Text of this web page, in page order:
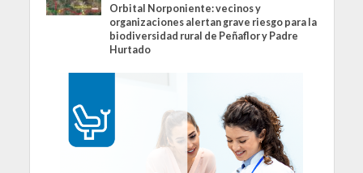
Orbital Norponiente: vecinos y
organizaciones alertan grave riesgo para la
biodiversidad rural de Peñaflor y Padre
Hurtado